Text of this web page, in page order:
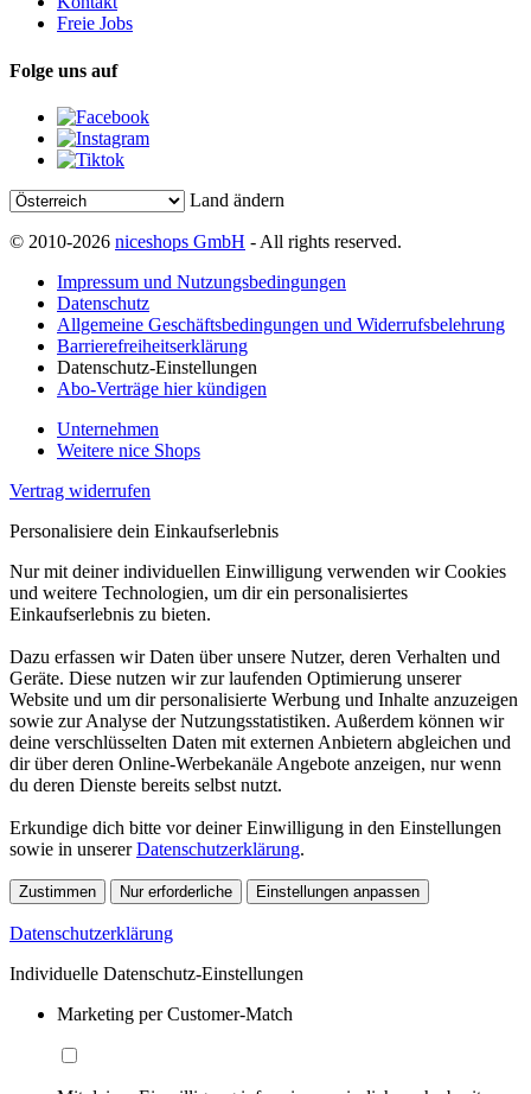
Freie Jobs
Folge uns auf
Land ändern
© 2010-2026 niceshops GmbH - All rights reserved.
Impressum und Nutzungsbedingungen
Datenschutz
Allgemeine Geschäftsbedingungen und Widerrufsbelehrung
Barrierefreiheitserklärung
Datenschutz-Einstellungen
Abo-Verträge hier kündigen
Unternehmen
Weitere nice Shops
Vertrag widerrufen
Personalisiere dein Einkaufserlebnis
Nur mit deiner individuellen Einwilligung verwenden wir Cookies
und weitere Technologien, um dir ein personalisiertes
Einkaufserlebnis zu bieten.
Dazu erfassen wir Daten über unsere Nutzer, deren Verhalten und
Geräte. Diese nutzen wir zur laufenden Optimierung unserer
Website und um dir personalisierte Werbung und Inhalte anzuzeigen
sowie zur Analyse der Nutzungsstatistiken. Außerdem können wir
deine verschlüsselten Daten mit externen Anbietern abgleichen und
dir über deren Online-Werbekanäle Angebote anzeigen, nur wenn
du deren Dienste bereits selbst nutzt.
Erkundige dich bitte vor deiner Einwilligung in den Einstellungen
sowie in unsererDatenschutzerklärung.
Zustimmen Nur erforderliche Einstellungen anpassen
Datenschutzerklärung
Individuelle Datenschutz-Einstellungen
Marketing per Customer-Match